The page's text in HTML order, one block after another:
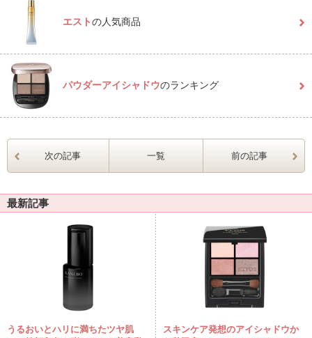
エストの人気商品
パウダーアイシャドウのランキング
次の記事 一覧 前の記事
最新記事
うるおいとハリに満ちたツヤ肌
スキンケア発想のアイシャドウか